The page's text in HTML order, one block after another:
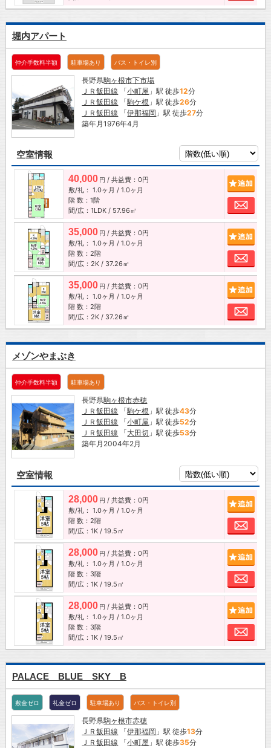
堀内アパート
仲介手数料半額 駐車場あり バス・トイレ別
長野県駒ヶ根市下市場
ＪＲ飯田線 「小町屋 」駅 徒歩12分
ＪＲ飯田線 「駒ケ根 」駅 徒歩26分
ＪＲ飯田線 「伊那福岡 」駅 徒歩27分
築年月1976年4月
空室情報
40,000 円 / 共益費：0円
敷/礼： 1.0ヶ月 / 1.0ヶ月
階 数：1階
間/広：1LDK / 57.96㎡
お
35,000 円 / 共益費：0円
敷/礼： 1.0ヶ月 / 1.0ヶ月
階 数：2階
間/広：2K / 37.26㎡
お
35,000 円 / 共益費：0円
敷/礼： 1.0ヶ月 / 1.0ヶ月
階 数：2階
間/広：2K / 37.26㎡
お
メゾンやまぶき
仲介手数料半額 駐車場あり
長野県駒ヶ根市赤穂
ＪＲ飯田線 「駒ケ根 」駅 徒歩43分
ＪＲ飯田線 「小町屋 」駅 徒歩52分
ＪＲ飯田線 「大田切 」駅 徒歩53分
築年月2004年2月
空室情報
28,000 円 / 共益費：0円
敷/礼： 1.0ヶ月 / 1.0ヶ月
階 数：2階
間/広：1K / 19.5㎡
お
28,000 円 / 共益費：0円
敷/礼： 1.0ヶ月 / 1.0ヶ月
階 数：3階
間/広：1K / 19.5㎡
お
28,000 円 / 共益費：0円
敷/礼： 1.0ヶ月 / 1.0ヶ月
階 数：3階
間/広：1K / 19.5㎡
お
PALACE BLUE SKY B
敷金ゼロ 礼金ゼロ 駐車場あり バス・トイレ別
長野県駒ヶ根市赤穂
ＪＲ飯田線 「伊那福岡 」駅 徒歩13分
ＪＲ飯田線 「小町屋 」駅 徒歩35分